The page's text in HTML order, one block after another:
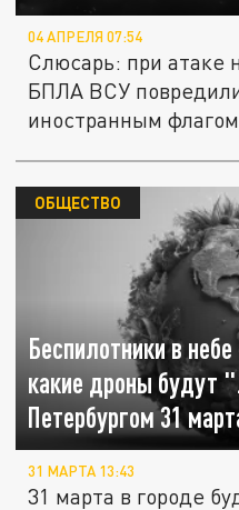
04 АПРЕЛЯ 07:54
Слюсарь: при атаке
БПЛА ВСУ повредили
иностранным
Беспилотники в
какие дроны будут
Петербургом 31
ОБЩЕСТВО
31 МАРТА 13:43
31 марта в городе